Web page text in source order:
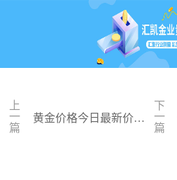
上
一
篇
黄金价格今日最新价多
下
一
篇